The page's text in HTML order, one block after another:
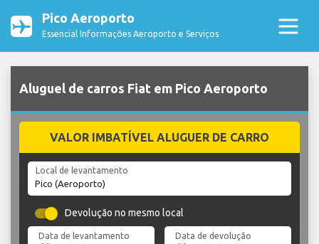
Pico Aeroporto
Essencial Informações Aeroporto e Serviços
Aluguel de carros Fiat em Pico Aeroporto
VALOR IMBATÍVEL ALUGUER DE CARRO
Local de levantamento
Devolução no mesmo local
Data de levantamento Data de devolução